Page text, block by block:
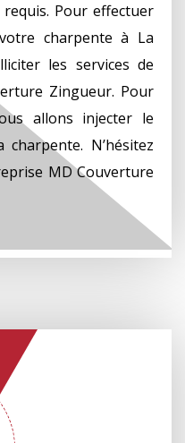
Pour effectuer
charpente à La
les services de
Zingueur. Pour
allons injecter le
N’hésitez
MD Couverture